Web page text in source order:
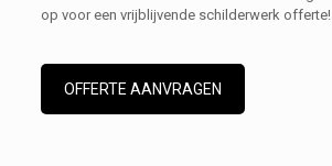
op voor een vrijblijvende schilderwerk offerte!
OFFERTE AANVRAGEN